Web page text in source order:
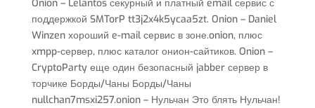
Onion – Lelantos секурный и платный email сервис с
поддержкой SMTorP tt3j2x4k5ycaa5zt. Onion – Daniel
Winzen хороший e-mail сервис в зоне.onion, плюс
xmpp-сервер, плюс каталог онион-сайтиков. Onion –
CryptoParty еще один безопасный jabber сервер в
торчике Борды/Чаны Борды/Чаны
nullchan7msxi257.onion – Нульчан Это блять Нульчан!